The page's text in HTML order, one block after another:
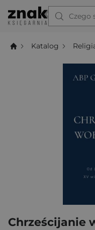
Czego
Katalog
Chrześcijanie